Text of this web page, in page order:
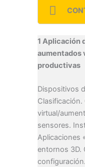
1 Aplicación
aumentados
productivas
Dispositivos
Clasificación.
virtual/
sensores.
Aplicaciones
entornos 3D.
configuración.